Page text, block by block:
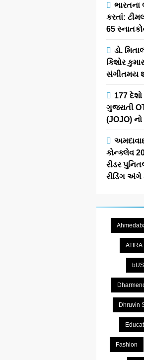
ભારતના
કરતાં:
65
ડો.
કિશોર
સંગીતમય
177
ગુજરાતી
(JOJO)
કોન્ક્લેવ
રીડર
રીડિંગ અંગે
ATIRA
Dhruvin
Fashion